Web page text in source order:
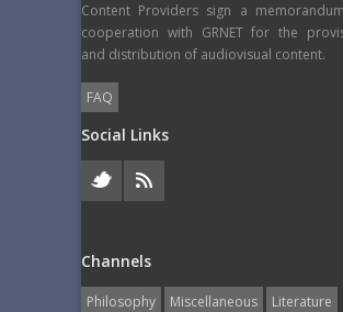
Content Providers sign a
cooperation with GRNET for the
and distribution of audiovisual content.
FAQ
Social Links
Channels
Philosophy Miscellaneous
Literature